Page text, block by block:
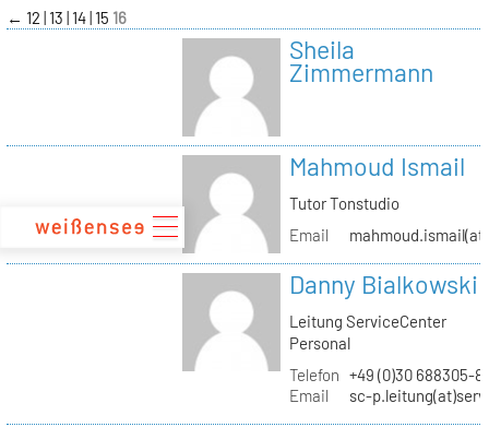
zum
Inhalt
← 12 13 14 15 16
Sheila
Zimmermann
Mahmoud Ismail
Tutor Tonstudio
Email
Danny Bialkowski
Leitung ServiceCenter
Personal
Telefon +49 (0)30 688305-
Email
sc-